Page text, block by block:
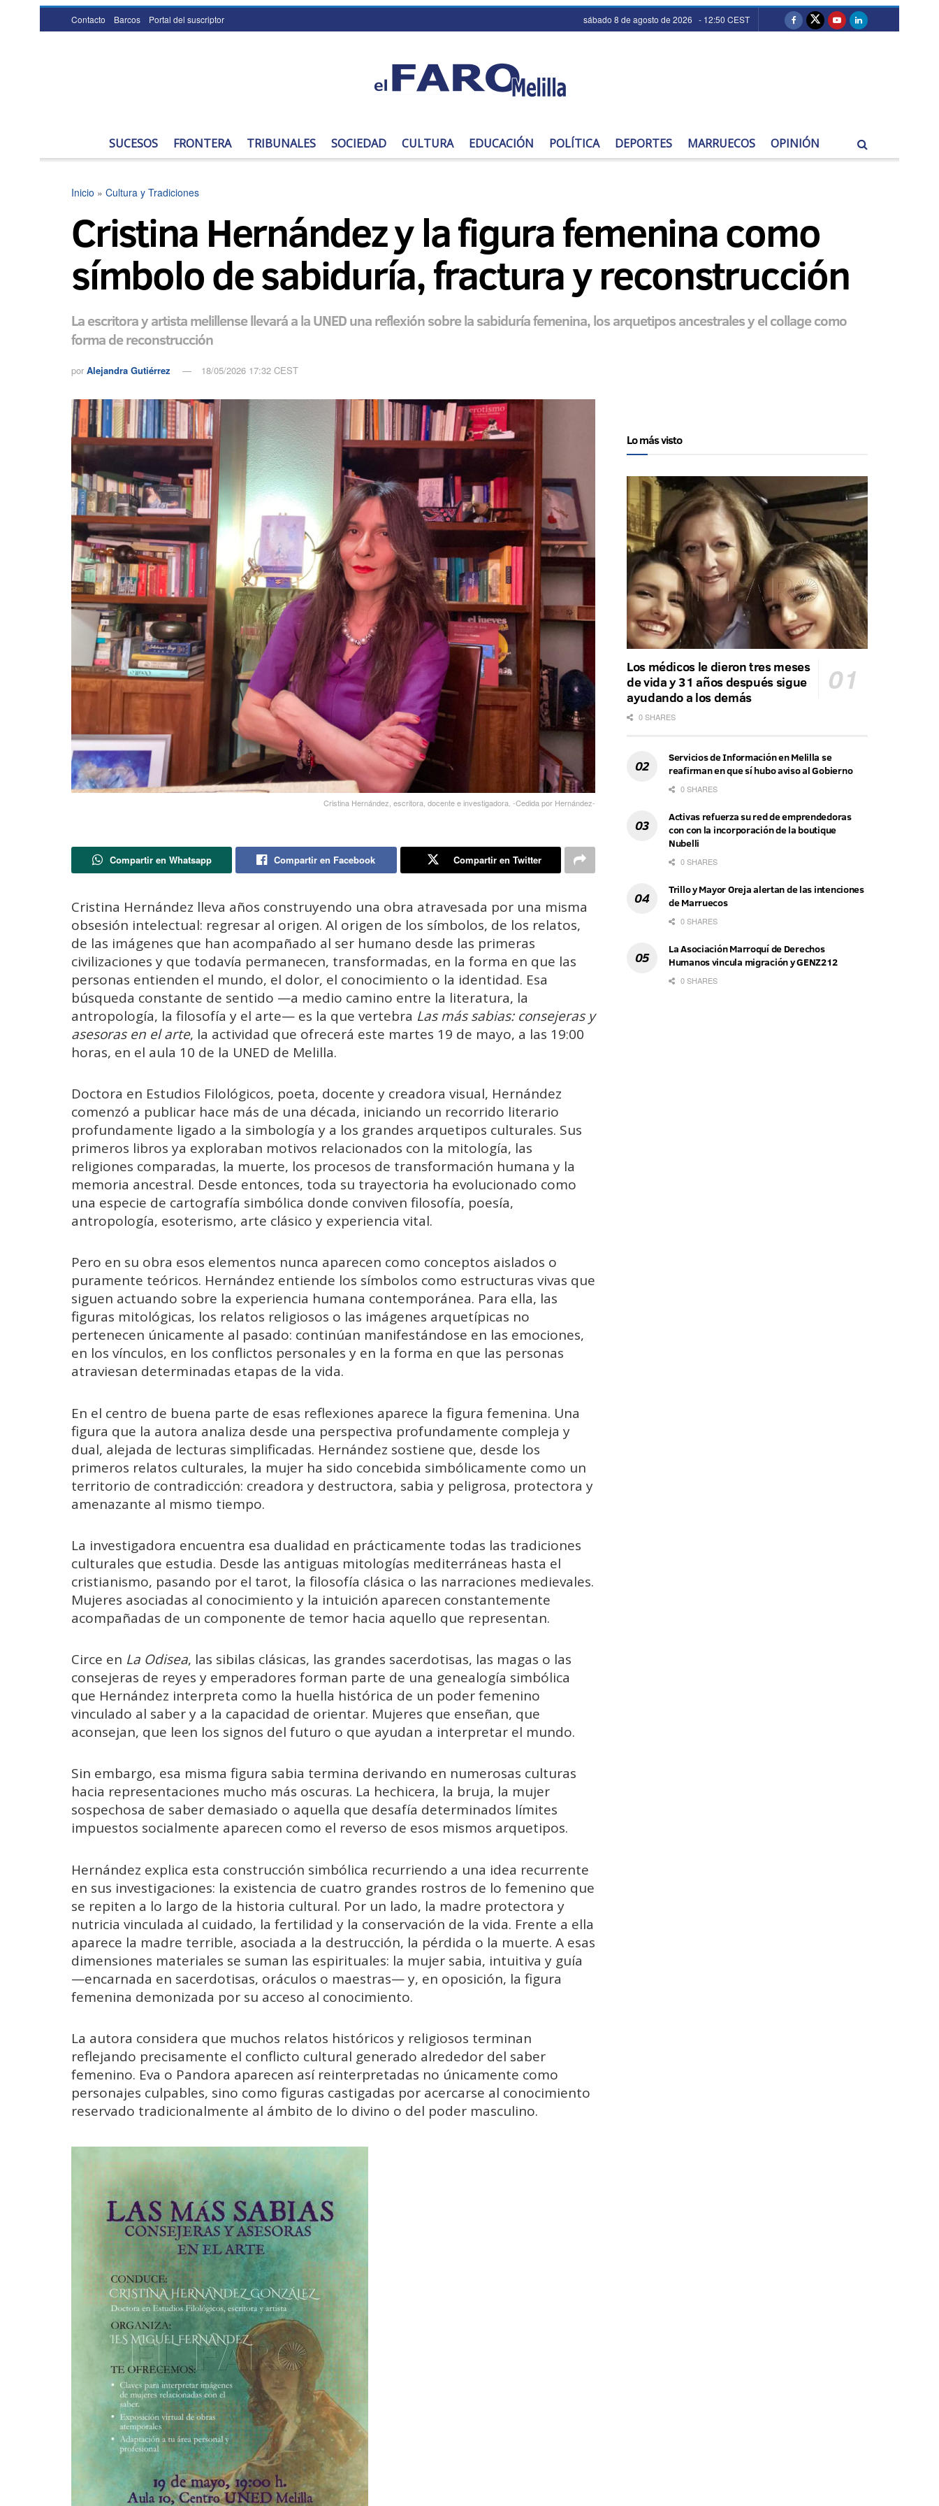
Contacto Barcos Portal del suscriptor sábado 8 de agosto de 2026 - 12:50 CEST
SUCESOS FRONTERA TRIBUNALES SOCIEDAD CULTURA EDUCACIÓN POLÍTICA DEPORTES MARRUECOS OPINIÓN
Inicio » Cultura y Tradiciones
Cristina Hernández y la figura femenina como
símbolo de sabiduría, fractura y reconstrucción
La escritora y artista melillense llevará a la UNED una reflexión sobre la sabiduría femenina, los arquetipos ancestrales y el collage como
forma de reconstrucción
por Alejandra Gutiérrez 18/05/2026 17:32 CEST
Cristina Hernández, escritora, docente e investigadora. -Cedida por Hernández-
Compartir en Whatsapp Compartir en Facebook Compartir en Twitter
Cristina Hernández lleva años construyendo una obra atravesada por una misma
obsesión intelectual: regresar al origen. Al origen de los símbolos, de los relatos,
de las imágenes que han acompañado al ser humano desde las primeras
civilizaciones y que todavía permanecen, transformadas, en la forma en que las
personas entienden el mundo, el dolor, el conocimiento o la identidad. Esa
búsqueda constante de sentido —a medio camino entre la literatura, la
antropología, la filosofía y el arte— es la que vertebra Las más sabias: consejeras y
asesoras en el arte, la actividad que ofrecerá este martes 19 de mayo, a las 19:00
horas, en el aula 10 de la UNED de Melilla.
Doctora en Estudios Filológicos, poeta, docente y creadora visual, Hernández
comenzó a publicar hace más de una década, iniciando un recorrido literario
profundamente ligado a la simbología y a los grandes arquetipos culturales. Sus
primeros libros ya exploraban motivos relacionados con la mitología, las
religiones comparadas, la muerte, los procesos de transformación humana y la
memoria ancestral. Desde entonces, toda su trayectoria ha evolucionado como
una especie de cartografía simbólica donde conviven filosofía, poesía,
antropología, esoterismo, arte clásico y experiencia vital.
Pero en su obra esos elementos nunca aparecen como conceptos aislados o
puramente teóricos. Hernández entiende los símbolos como estructuras vivas que
siguen actuando sobre la experiencia humana contemporánea. Para ella, las
figuras mitológicas, los relatos religiosos o las imágenes arquetípicas no
pertenecen únicamente al pasado: continúan manifestándose en las emociones,
en los vínculos, en los conflictos personales y en la forma en que las personas
atraviesan determinadas etapas de la vida.
En el centro de buena parte de esas reflexiones aparece la figura femenina. Una
figura que la autora analiza desde una perspectiva profundamente compleja y
dual, alejada de lecturas simplificadas. Hernández sostiene que, desde los
primeros relatos culturales, la mujer ha sido concebida simbólicamente como un
territorio de contradicción: creadora y destructora, sabia y peligrosa, protectora y
amenazante al mismo tiempo.
La investigadora encuentra esa dualidad en prácticamente todas las tradiciones
culturales que estudia. Desde las antiguas mitologías mediterráneas hasta el
cristianismo, pasando por el tarot, la filosofía clásica o las narraciones medievales.
Mujeres asociadas al conocimiento y la intuición aparecen constantemente
acompañadas de un componente de temor hacia aquello que representan.
Circe en La Odisea, las sibilas clásicas, las grandes sacerdotisas, las magas o las
consejeras de reyes y emperadores forman parte de una genealogía simbólica
que Hernández interpreta como la huella histórica de un poder femenino
vinculado al saber y a la capacidad de orientar. Mujeres que enseñan, que
aconsejan, que leen los signos del futuro o que ayudan a interpretar el mundo.
Sin embargo, esa misma figura sabia termina derivando en numerosas culturas
hacia representaciones mucho más oscuras. La hechicera, la bruja, la mujer
sospechosa de saber demasiado o aquella que desafía determinados límites
impuestos socialmente aparecen como el reverso de esos mismos arquetipos.
Hernández explica esta construcción simbólica recurriendo a una idea recurrente
en sus investigaciones: la existencia de cuatro grandes rostros de lo femenino que
se repiten a lo largo de la historia cultural. Por un lado, la madre protectora y
nutricia vinculada al cuidado, la fertilidad y la conservación de la vida. Frente a ella
aparece la madre terrible, asociada a la destrucción, la pérdida o la muerte. A esas
dimensiones materiales se suman las espirituales: la mujer sabia, intuitiva y guía
—encarnada en sacerdotisas, oráculos o maestras— y, en oposición, la figura
femenina demonizada por su acceso al conocimiento.
La autora considera que muchos relatos históricos y religiosos terminan
reflejando precisamente el conflicto cultural generado alrededor del saber
femenino. Eva o Pandora aparecen así reinterpretadas no únicamente como
personajes culpables, sino como figuras castigadas por acercarse al conocimiento
reservado tradicionalmente al ámbito de lo divino o del poder masculino.
Lo más visto
Los médicos le dieron tres meses
de vida y 31 años después sigue
ayudando a los demás
0 SHARES
Servicios de Información en Melilla se
reafirman en que sí hubo aviso al Gobierno
0 SHARES
Activas refuerza su red de emprendedoras
con con la incorporación de la boutique
Nubelli
0 SHARES
Trillo y Mayor Oreja alertan de las intenciones
de Marruecos
0 SHARES
La Asociación Marroquí de Derechos
Humanos vincula migración y GENZ212
0 SHARES